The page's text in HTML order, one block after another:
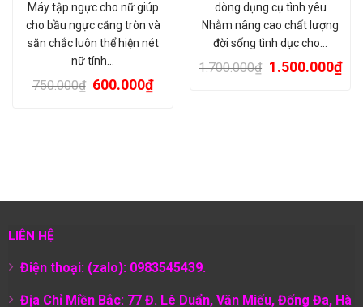
Máy tập ngực cho nữ giúp
cho bầu ngực căng tròn và
săn chắc luôn thể hiện nét
nữ tính…
750.000₫ 600.000₫
dòng dụng cụ tình yêu
Nhằm nâng cao chất lượng
đời sống tình dục cho…
1.700.000₫ 1.500.000₫
LIÊN HỆ
Điện thoại: (zalo): 0983545439.
Địa Chỉ Miền Bắc: 77 Đ. Lê Duẩn, Văn Miếu, Đống Đa, Hà